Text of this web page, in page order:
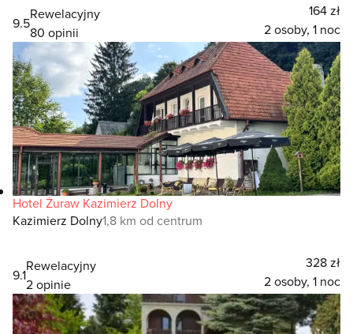
9.5
Rewelacyjny
80 opinii
164 zł
2 osoby, 1 noc
Hotel Żuraw Kazimierz Dolny
Kazimierz Dolny1,8 km od centrum
9.1
Rewelacyjny
2 opinie
328 zł
2 osoby, 1 noc